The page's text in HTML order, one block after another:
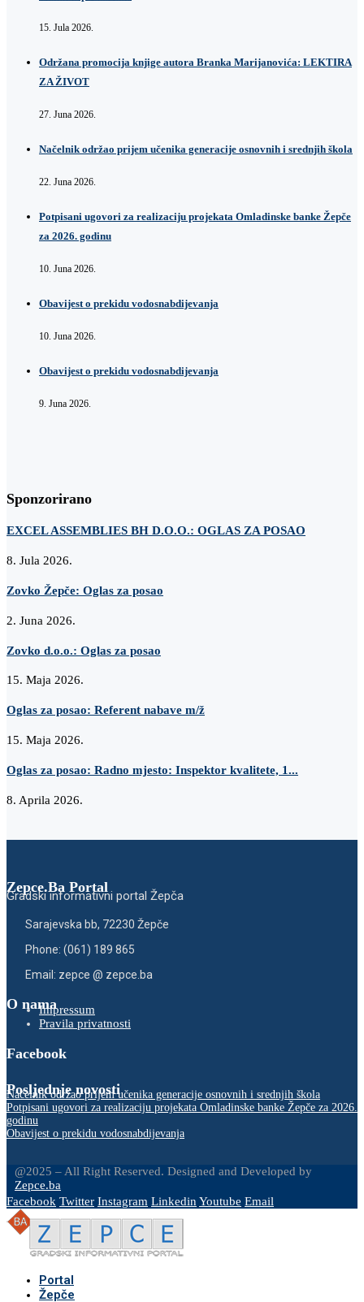
15. Jula 2026.
Održana promocija knjige autora Branka Marijanovića: LEKTIRA
ZA ŽIVOT
27. Juna 2026.
Načelnik održao prijem učenika generacije osnovnih i srednjih škola
22. Juna 2026.
Potpisani ugovori za realizaciju projekata Omladinske banke Žepče
za 2026. godinu
10. Juna 2026.
Obavijest o prekidu vodosnabdijevanja
10. Juna 2026.
Obavijest o prekidu vodosnabdijevanja
9. Juna 2026.
Sponzorirano
EXCEL ASSEMBLIES BH D.O.O.: OGLAS ZA POSAO
8. Jula 2026.
Zovko Žepče: Oglas za posao
2. Juna 2026.
Zovko d.o.o.: Oglas za posao
15. Maja 2026.
Oglas za posao: Referent nabave m/ž
15. Maja 2026.
Oglas za posao: Radno mjesto: Inspektor kvalitete, 1...
8. Aprila 2026.
Zepce.Ba Portal
Gradski informativni portal Žepča
Sarajevska bb, 72230 Žepče
Phone: (061) 189 865
Email: zepce @ zepce.ba
O namaImpressum
Pravila privatnosti
Facebook
Posljednje novosti
Načelnik održao prijem učenika generacije osnovnih i srednjih škola
Potpisani ugovori za realizaciju projekata Omladinske banke Žepče za 2026.
godinu
Obavijest o prekidu vodosnabdijevanja
@2025 – All Right Reserved. Designed and Developed by
Zepce.ba
Facebook Twitter Instagram LinkedinYoutube Email
Portal
Žepče